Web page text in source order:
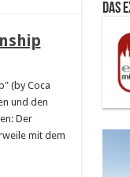
(by Coca
und den
Der
mit dem
Das